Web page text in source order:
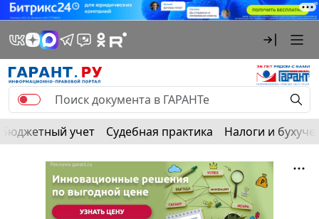
Бюджетный учет Судебная практика Налоги и